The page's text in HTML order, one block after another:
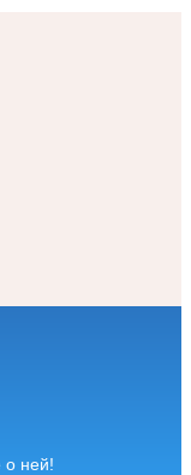
о ней!